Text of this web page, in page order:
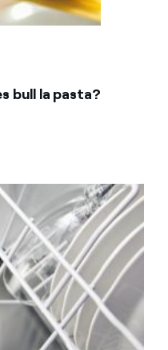
bull la pasta?